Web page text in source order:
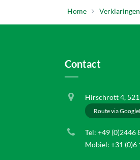
Home Verklaringen
Contact
Hirschrott 4,
Route via
Tel: +49 (0)2446
Mobiel: +31 (0)6